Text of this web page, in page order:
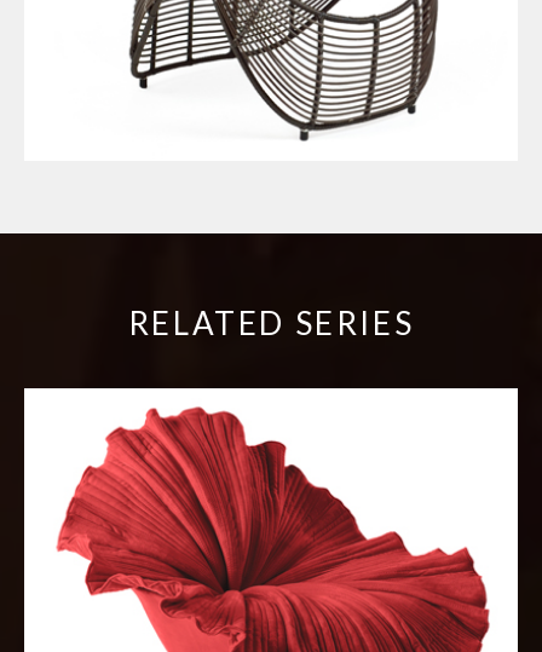
RELATED SERIES